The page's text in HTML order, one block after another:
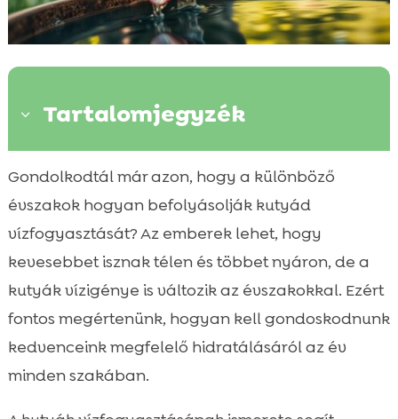
3 Tartalomjegyzék
 A kutya vízfogyasztás alapjai
 Kutyák ivási szokásai tavasz
 Kutyák ivása nyáron
 Hogyan biztosítjuk a megfelelő hidratációt
ősszel?
Kutyák téli vízszükségletei
Kutya vízigény évszak szerint – változások
és alkalmazkodás
Az ivási szokások és a kutya egészsége
 Mit tehetsz, ha a kutya nem iszik elegendő
Gondolkodtál már azon, hogy a különböző
évszakok hogyan befolyásolják kutyád
vízfogyasztását? Az emberek lehet, hogy
kevesebbet isznak télen és többet nyáron, de a
kutyák vízigénye is változik az évszakokkal. Ezért
fontos megértenünk, hogyan kell gondoskodnunk
kedvenceink megfelelő hidratálásáról az év
minden szakában.